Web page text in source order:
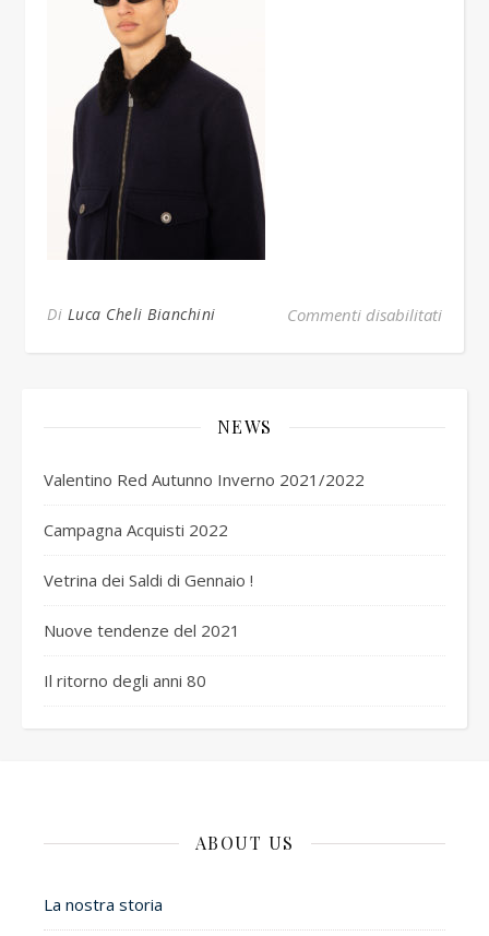
Di Luca Cheli Bianchini Commenti disabilitatisu
NEWS
Valentino Red Autunno Inverno 2021/2022
Campagna Acquisti 2022
Vetrina dei Saldi di Gennaio !
Nuove tendenze del 2021
Il ritorno degli anni 80
ABOUT US
La nostra storia